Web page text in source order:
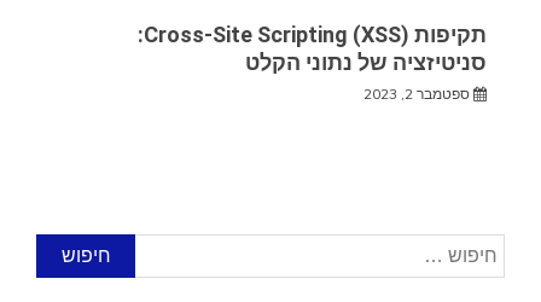
תקיפות Cross-Site Scripting (XSS):
סניטיזציה של נתוני הקלט
ספטמבר 2, 2023
חיפוש: